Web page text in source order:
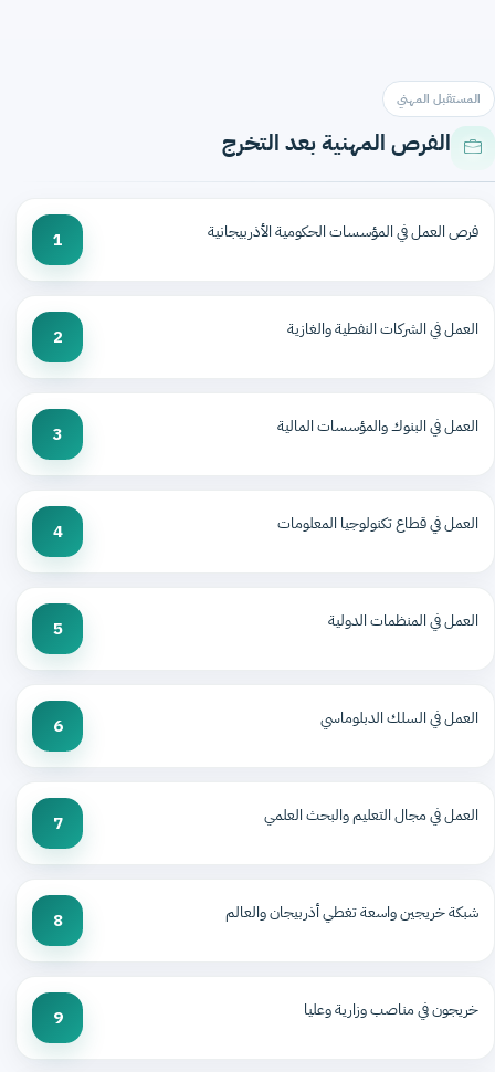
المستقبل المهني
الفرص المهنية بعد التخرج
فرص العمل في المؤسسات الحكومية الأذربيجانية 1
العمل في الشركات النفطية والغازية 2
العمل في البنوك والمؤسسات المالية 3
العمل في قطاع تكنولوجيا المعلومات 4
العمل في المنظمات الدولية 5
العمل في السلك الدبلوماسي 6
العمل في مجال التعليم والبحث العلمي 7
شبكة خريجين واسعة تغطي أذربيجان والعالم 8
خريجون في مناصب وزارية وعليا 9